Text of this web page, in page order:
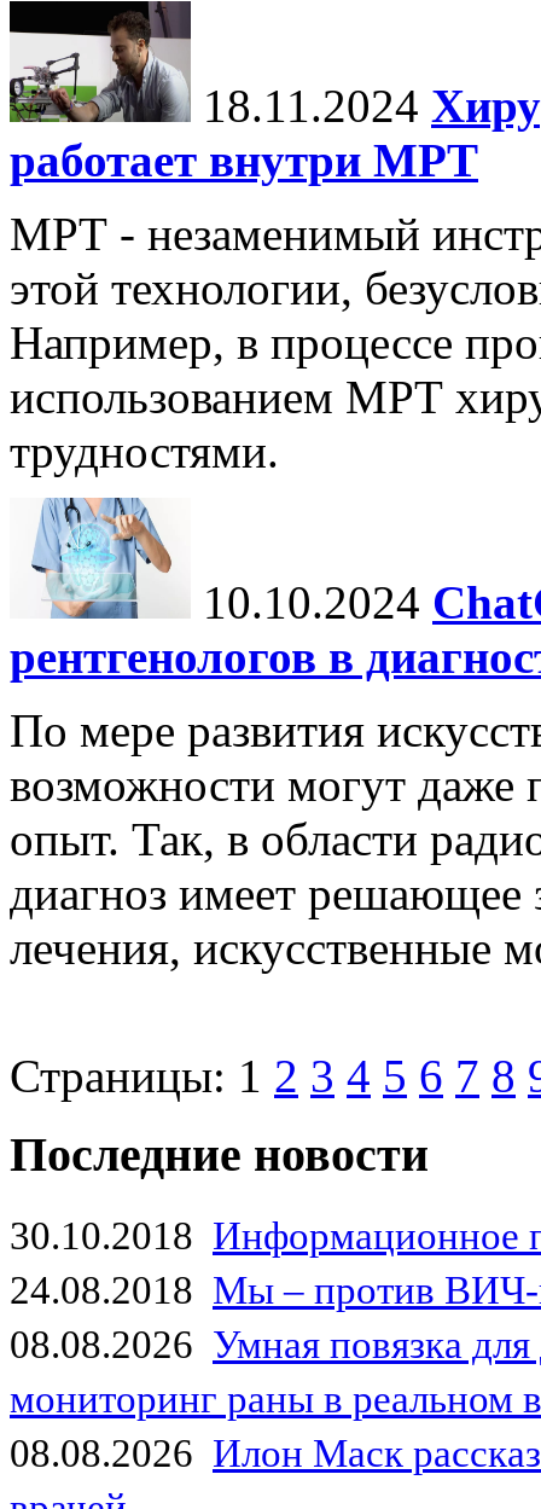
18.11.2024
работает внутри МРТ
МРТ - незаменимый
этой технологии,
Например, в процессе
использованием МРТ
трудностями.
10.10.2024
рентгенологов в
По мере развития
возможности могут даже
опыт. Так, в области
диагноз имеет решающее
лечения, искусственные
Страницы: 1 2 3 4 5 6 7 8
Последние новости
30.10.2018 Информационное
24.08.2018 Мы – против
08.08.2026 Умная повязка
мониторинг раны в реальном
08.08.2026 Илон Маск